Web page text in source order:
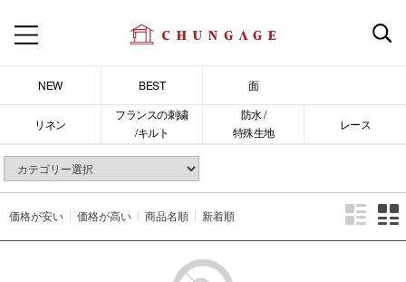
NEW BEST 面
リネン
フランスの刺繍
/キルト
防水 /
特殊生地
レース
価格が安い 価格が高い 商品名順 新着順